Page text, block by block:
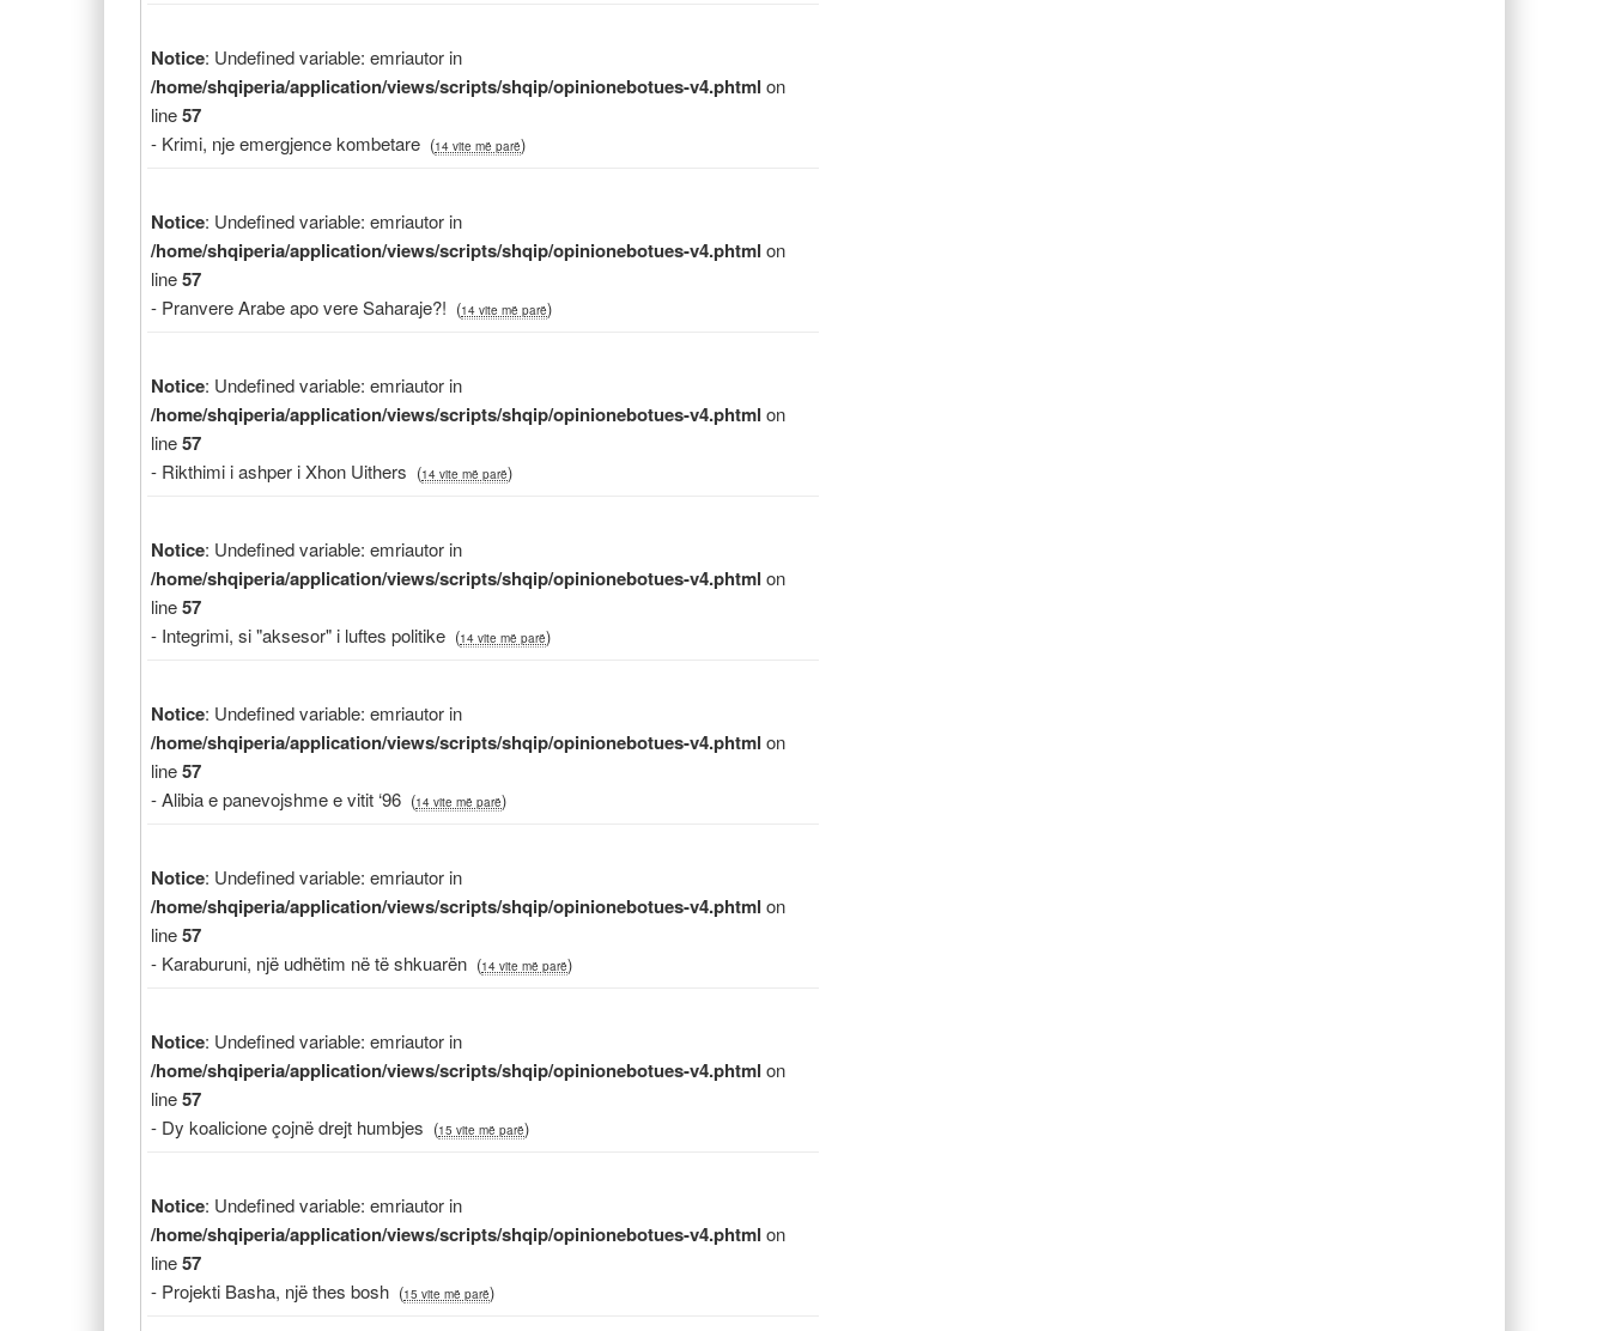
Notice: Undefined variable: emriautor in
/home/shqiperia/application/views/scripts/shqip/opinionebotues-v4.phtml on
line57
- Krimi, nje emergjence kombetare (14 vite më parë)
Notice: Undefined variable: emriautor in
/home/shqiperia/application/views/scripts/shqip/opinionebotues-v4.phtml on
line57
- Pranvere Arabe apo vere Saharaje?! (14 vite më parë)
Notice: Undefined variable: emriautor in
/home/shqiperia/application/views/scripts/shqip/opinionebotues-v4.phtml on
line57
- Rikthimi i ashper i Xhon Uithers (14 vite më parë)
Notice: Undefined variable: emriautor in
/home/shqiperia/application/views/scripts/shqip/opinionebotues-v4.phtml on
line57
- Integrimi, si "aksesor" i luftes politike (14 vite më parë)
Notice: Undefined variable: emriautor in
/home/shqiperia/application/views/scripts/shqip/opinionebotues-v4.phtml on
line57
- Alibia e panevojshme e vitit ‘96 (14 vite më parë)
Notice: Undefined variable: emriautor in
/home/shqiperia/application/views/scripts/shqip/opinionebotues-v4.phtml on
line57
- Karaburuni, një udhëtim në të shkuarën (14 vite më parë)
Notice: Undefined variable: emriautor in
/home/shqiperia/application/views/scripts/shqip/opinionebotues-v4.phtml on
line57
- Dy koalicione çojnë drejt humbjes (15 vite më parë)
Notice: Undefined variable: emriautor in
/home/shqiperia/application/views/scripts/shqip/opinionebotues-v4.phtml on
line57
- Projekti Basha, një thes bosh (15 vite më parë)